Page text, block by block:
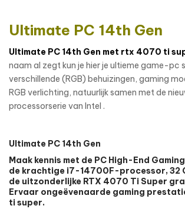
Ultimate PC 14th Gen
Ultimate PC 14th Gen met rtx 4070 ti
naam al zegt kun je hier je ultieme game-pc
verschillende (RGB) behuizingen, gaming
RGB verlichting, natuurlijk samen met de
processorserie van Intel .
Ultimate PC 14th Gen
Maak kennis met de PC High-End
de krachtige i7-14700F-processor, 32
de uitzonderlijke RTX 4070 Ti Super
Ervaar ongeëvenaarde gaming
ti super.